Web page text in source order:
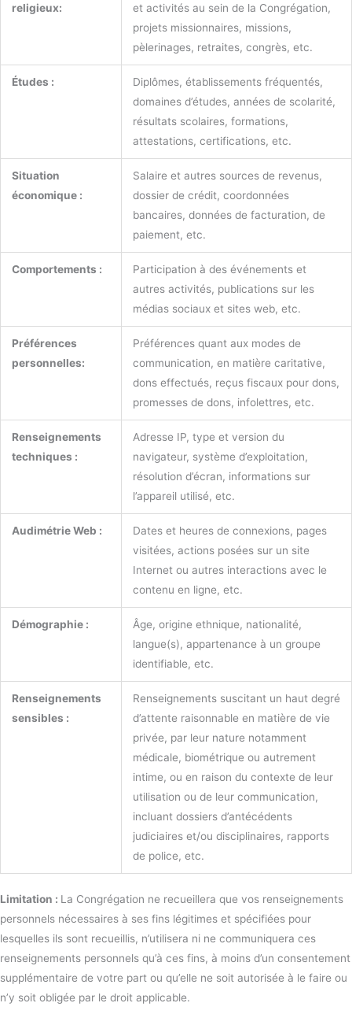
religieux:
et activités au sein de la Congrégation,
projets missionnaires, missions,
pèlerinages, retraites, congrès, etc.
Études :
Diplômes, établissements fréquentés,
domaines d’études, années de scolarité,
résultats scolaires, formations,
attestations, certifications, etc.
Situation
économique :
Salaire et autres sources de revenus,
dossier de crédit, coordonnées
bancaires, données de facturation, de
paiement, etc.
Comportements :
Participation à des événements et
autres activités, publications sur les
médias sociaux et sites web, etc.
Préférences
personnelles:
Préférences quant aux modes de
communication, en matière caritative,
dons effectués, reçus fiscaux pour dons,
promesses de dons, infolettres, etc.
Renseignements
techniques :
Adresse IP, type et version du
navigateur, système d’exploitation,
résolution d’écran, informations sur
l’appareil utilisé, etc.
Audimétrie Web :
Dates et heures de connexions, pages
visitées, actions posées sur un site
Internet ou autres interactions avec le
contenu en ligne, etc.
Démographie :
Âge, origine ethnique, nationalité,
langue(s), appartenance à un groupe
identifiable, etc.
Renseignements
sensibles :
Renseignements suscitant un haut degré
d’attente raisonnable en matière de vie
privée, par leur nature notamment
médicale, biométrique ou autrement
intime, ou en raison du contexte de leur
utilisation ou de leur communication,
incluant dossiers d’antécédents
judiciaires et/ou disciplinaires, rapports
de police, etc.
Limitation : La Congrégation ne recueillera que vos renseignements
personnels nécessaires à ses fins légitimes et spécifiées pour
lesquelles ils sont recueillis, n’utilisera ni ne communiquera ces
renseignements personnels qu’à ces fins, à moins d’un consentement
supplémentaire de votre part ou qu’elle ne soit autorisée à le faire ou
n’y soit obligée par le droit applicable.